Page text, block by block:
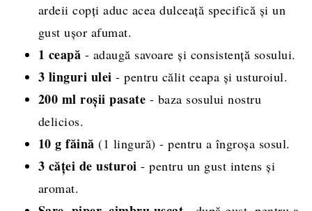
ardeii copți aduc acea dulceață specifică și un
gust ușor afumat.
1 ceapă - adaugă savoare și consistență sosului.
3 linguri ulei - pentru călit ceapa și usturoiul.
200 ml roșii pasate - baza sosului nostru
delicios.
10 g făină (1 lingură) - pentru a îngroșa sosul.
3 căței de usturoi - pentru un gust intens și
aromat.